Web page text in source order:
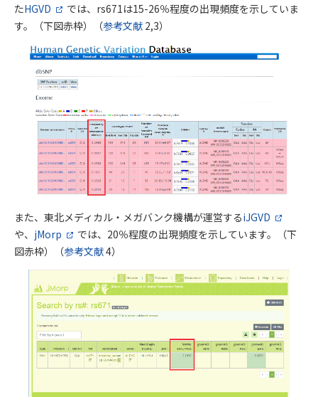
たHGVD
では、rs671は15-26％程度の出現頻度を示していま
す。（下図赤枠）（参考文献 2,3）
また、東北メディカル・メガバンク機構が運営するiJGVD
や、 jMorp
では、20％程度の出現頻度を示しています。（下
図赤枠）（参考文献4）